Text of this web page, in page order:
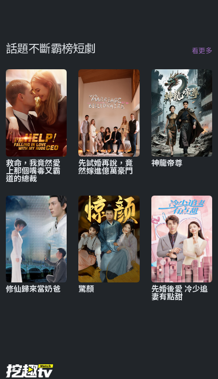
話題不斷霸榜短劇 看更多
救命，我竟然愛
上那個嘴毒又霸
道的總裁
先試婚再說，竟
然嫁進億萬豪門
神龍帝尊
修仙歸來當奶爸 驚顏 先婚後愛 冷少追
妻有點甜